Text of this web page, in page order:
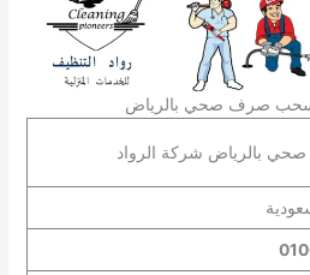
صرف صحي بالرياض
بالرياض شركة الرواد